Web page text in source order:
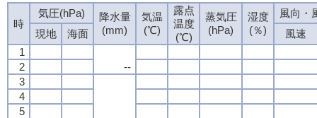
時
気圧(hPa)
降水量
(mm)
気温
(℃)
露点
温度
(℃)
蒸気圧
(hPa)
湿度
(％)
風向・
現地
海面
風速
1
--
2
3
4
5
時
気圧(hPa)
降水量
(mm)
気温
(℃)
露点
温度
(℃)
蒸気圧
(hPa)
湿度
(％)
風向・
現地
海面
風速
1
--
2
3
4
5
時
気圧(hPa)
降水量
(mm)
気温
(℃)
露点
温度
(℃)
蒸気圧
(hPa)
湿度
(％)
風向・
現地
海面
風速
1
--
2
3
4
5
時
気圧(hPa)
降水量
(mm)
気温
(℃)
露点
温度
(℃)
蒸気圧
(hPa)
湿度
(％)
風向・
現地
海面
風速
1
--
2
3
4
5